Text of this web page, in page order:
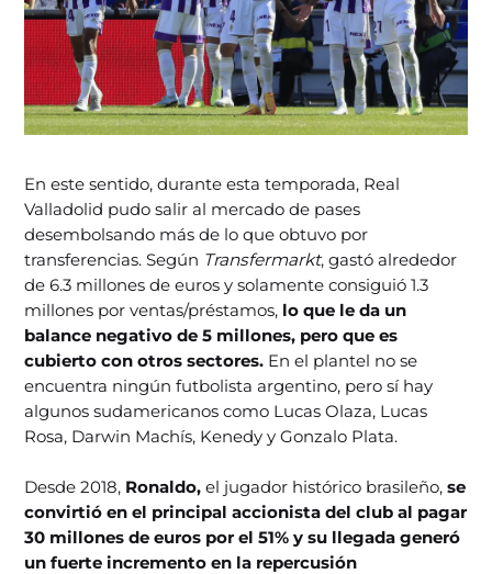
En este sentido, durante esta temporada, Real
Valladolid pudo salir al mercado de pases
desembolsando más de lo que obtuvo por
transferencias. Según Transfermarkt, gastó alrededor
de 6.3 millones de euros y solamente consiguió 1.3
millones por ventas/préstamos, lo que le da un
balance negativo de 5 millones, pero que es
cubierto con otros sectores. En el plantel no se
encuentra ningún futbolista argentino, pero sí hay
algunos sudamericanos como Lucas Olaza, Lucas
Rosa, Darwin Machís, Kenedy y Gonzalo Plata.
Desde 2018, Ronaldo, el jugador histórico brasileño,se
convirtió en el principal accionista del club al pagar
30 millones de euros por el 51% y su llegada generó
un fuerte incremento en la repercusión